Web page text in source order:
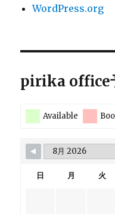
WordPress.org
pirika office
Available
日 月 火